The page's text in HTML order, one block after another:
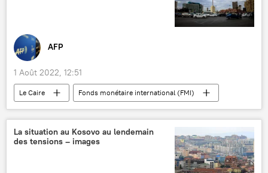
AFP
1 Août 2022, 12:51
Le Caire
Fonds monétaire international (FMI)
inflation
Abdel Fattah al-Sissi
Egypte
économie
La situation au Kosovo au lendemain
des tensions – images